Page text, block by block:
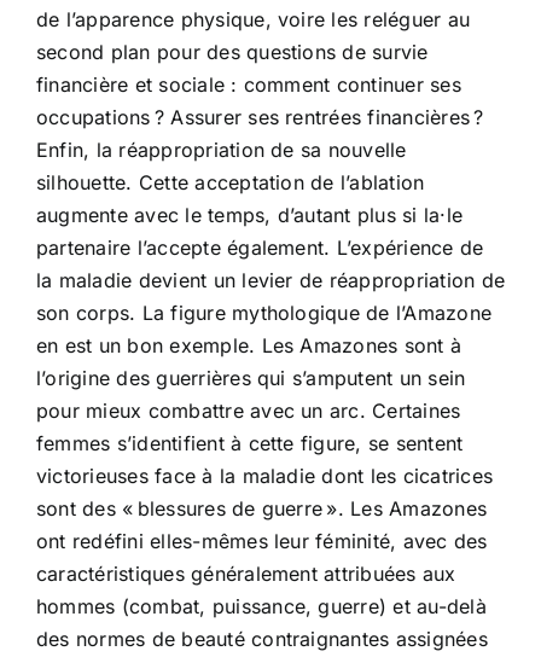
de l’apparence physique, voire les reléguer au
second plan pour des questions de survie
financière et sociale : comment continuer ses
occupations ? Assurer ses rentrées financières ?
Enfin, la réappropriation de sa nouvelle
silhouette. Cette acceptation de l’ablation
augmente avec le temps, d’autant plus si la·le
partenaire l’accepte également. L’expérience de
la maladie devient un levier de réappropriation de
son corps. La figure mythologique de l’Amazone
en est un bon exemple. Les Amazones sont à
l’origine des guerrières qui s’amputent un sein
pour mieux combattre avec un arc. Certaines
femmes s’identifient à cette figure, se sentent
victorieuses face à la maladie dont les cicatrices
sont des « blessures de guerre ». Les Amazones
ont redéfini elles-mêmes leur féminité, avec des
caractéristiques généralement attribuées aux
hommes (combat, puissance, guerre) et au-delà
des normes de beauté contraignantes assignées